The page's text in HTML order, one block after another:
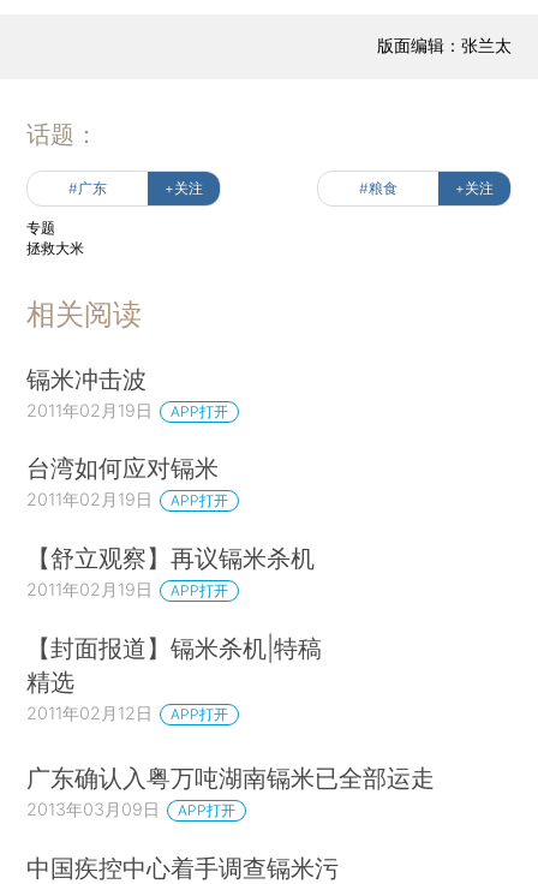
版面编辑：张兰太
话题：
#广东 +关注 #粮食 +关注
专题
拯救大米
相关阅读
镉米冲击波
2011年02月19日 APP打开
台湾如何应对镉米
2011年02月19日 APP打开
【舒立观察】再议镉米杀机
2011年02月19日 APP打开
【封面报道】镉米杀机|特稿
精选
2011年02月12日 APP打开
广东确认入粤万吨湖南镉米已全部运走
2013年03月09日 APP打开
中国疾控中心着手调查镉米污